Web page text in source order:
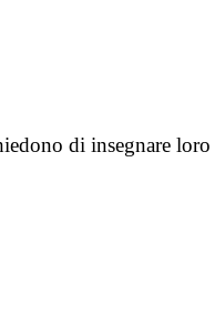
di insegnare